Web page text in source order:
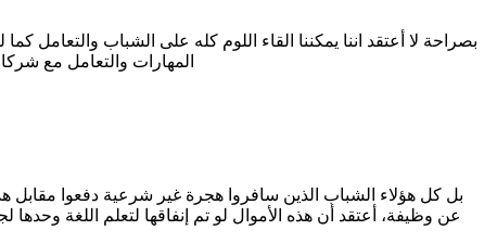
بصراحة لا أعتقد اننا يمكننا القاء اللوم كله على الشباب
المهارات والتعامل مع
عن وظيفة، أعتقد أن هذه الأموال لو تم إنفاقها لتعلم اللغة